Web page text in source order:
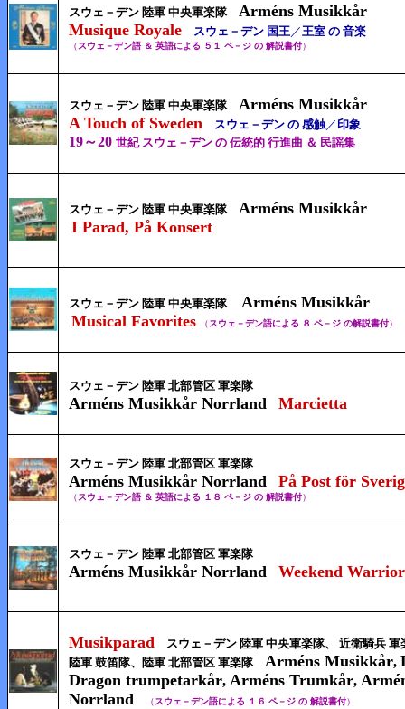
スウェ－デン 陸軍 中央軍楽隊 Arméns Musikkår
Musique Royale
スウェ－デン 国王／王室 の 音楽
（スウェ－デン語 ＆ 英語による ５１ ペ－ジ の 解説書付）
スウェ－デン 陸軍 中央軍楽隊 Arméns Musikkår
A Touch of Sweden
スウェ－デン の 感触／ 印象
19～20 世紀 スウェ－デン の 伝統的 行進曲 ＆ 民謡集
スウェ－デン 陸軍 中央軍楽隊 Arméns Musikkår
I Parad, På Konsert
スウェ－デン 陸軍 中央軍楽隊
Arméns Musikkår
Musical Favorites
（スウェ－デン語による ８ ペ－ジ の解説書付）
スウェ－デン 陸軍 北部管区 軍楽隊
Arméns Musikkår Norrland Marcietta
スウェ－デン 陸軍 北部管区 軍楽隊
Arméns Musikkår Norrland På Post för
（スウェ－デン語 ＆ 英語による １８ ペ－ジ の 解説書付）
スウェ－デン 陸軍 北部管区 軍楽隊
Arméns Musikkår Norrland Weekend
Musikparad スウェ－デン 陸軍 中央軍楽隊、 近衛騎兵 軍
陸軍 鼓笛隊、陸軍 北部管区 軍楽隊 Arméns Musikkår,
Dragon trumpetarkår, Arméns Trumkår,
Norrland
（スウェ－デン語による １６ ペ－ジ の 解説書付）